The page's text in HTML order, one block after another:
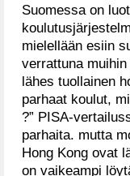
Suomessa on
mielellään esiin
verrattuna
lähes tuollainen
parhaat koulut,
?” PISA-
parhaita. mutta
Hong Kong ovat
on vaikeampi